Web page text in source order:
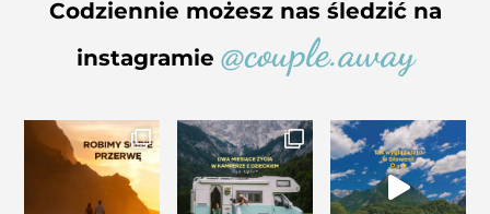
Codziennie możesz nas śledzić na
instagramie @couple.away